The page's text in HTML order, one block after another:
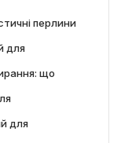
перлини
для
що
для